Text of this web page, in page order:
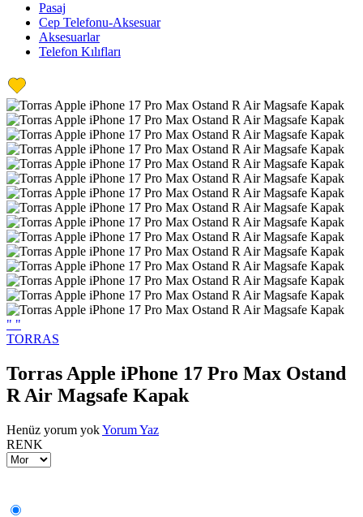
Pasaj
Cep Telefonu-Aksesuar
Aksesuarlar
Telefon Kılıfları
" "
TORRAS
Torras Apple iPhone 17 Pro Max Ostand
R Air Magsafe Kapak
Henüz yorum yokYorum Yaz
RENK